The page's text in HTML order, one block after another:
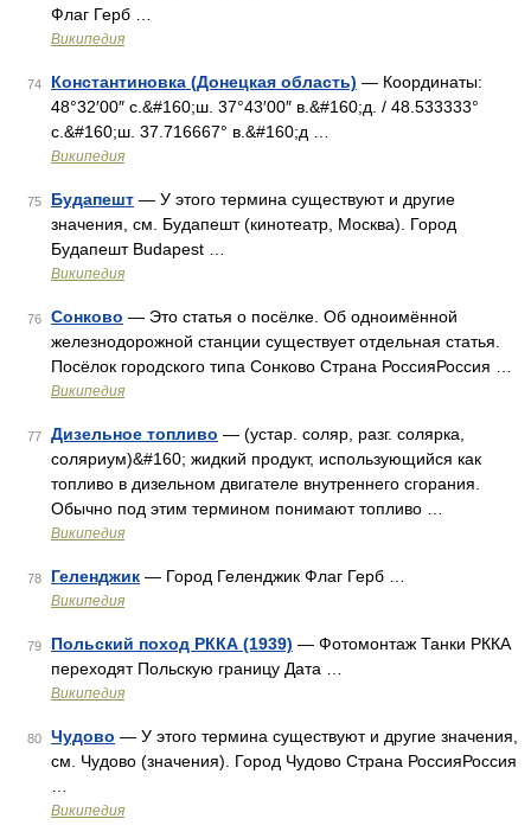
Флаг Герб …
Википедия
74 Константиновка (Донецкая область) — Координаты:
48°32′00″ с.&#160;ш. 37°43′00″ в.&#160;д. / 48.533333°
с.&#160;ш. 37.716667° в.&#160;д …
Википедия
75 Будапешт — У этого термина существуют и другие
значения, см. Будапешт (кинотеатр, Москва). Город
Будапешт Budapest …
Википедия
76 Сонково — Это статья о посёлке. Об одноимённой
железнодорожной станции существует отдельная статья.
Посёлок городского типа Сонково Страна РоссияРоссия …
Википедия
77 Дизельное топливо — (устар. соляр, разг. солярка,
соляриум)&#160; жидкий продукт, использующийся как
топливо в дизельном двигателе внутреннего сгорания.
Обычно под этим термином понимают топливо …
Википедия
78 Геленджик — Город Геленджик Флаг Герб …
Википедия
79 Польский поход РККА (1939) — Фотомонтаж Танки РККА
переходят Польскую границу Дата …
Википедия
80 Чудово — У этого термина существуют и другие значения,
см. Чудово (значения). Город Чудово Страна РоссияРоссия
Википедия